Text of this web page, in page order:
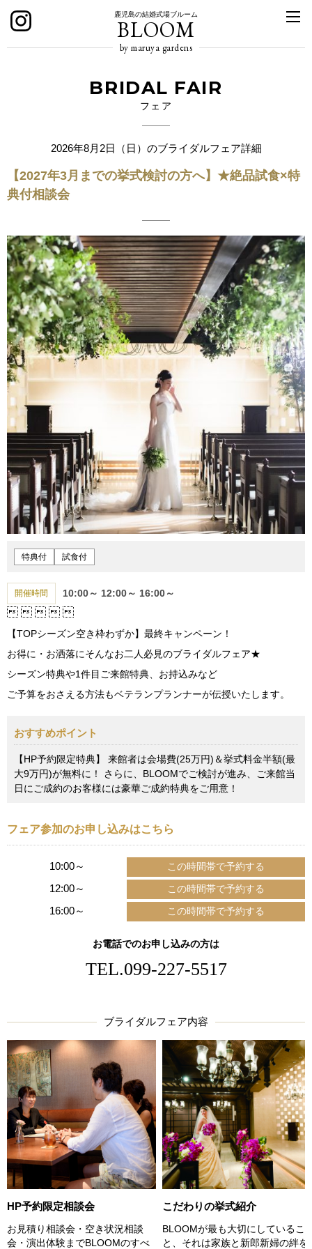
鹿児島の結婚式場ブルーム
BLOOM
by maruya gardens
BRIDAL FAIR
フェア
2026年8月2日（日）のブライダルフェア詳細
【2027年3月までの挙式検討の方へ】★絶品試食×特
典付相談会
特典付 試食付
開催時間 10:00～ 12:00～ 16:00～
【TOPシーズン空き枠わずか】最終キャンペーン！
お得に・お洒落にそんなお二人必見のブライダルフェア★
シーズン特典や1件目ご来館特典、お持込みなど
ご予算をおさえる方法もベテランプランナーが伝授いたします。
おすすめポイント
【HP予約限定特典】 来館者は会場費(25万円)＆挙式料金半額(最
大9万円)が無料に！ さらに、BLOOMでご検討が進み、ご来館当
日にご成約のお客様には豪華ご成約特典をご用意！
フェア参加のお申し込みはこちら
10:00～
12:00～
16:00～
お電話でのお申し込みの方は
TEL.099-227-5517
ブライダルフェア内容
HP予約限定相談会
お見積り相談会・空き状況相談
会・演出体験までBLOOMのすべ
こだわりの挙式紹介
BLOOMが最も大切にしているこ
と、それは家族と新郎新婦の絆を